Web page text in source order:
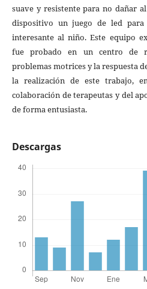
suave y resistente para no dañar
dispositivo un juego de led
interesante al niño. Este equipo
fue probado en un centro de
problemas motrices y la respuesta
la realización de este trabajo,
colaboración de terapeutas y del
de forma entusiasta.
Descargas